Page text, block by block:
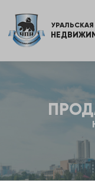
УРАЛЬСКАЯ